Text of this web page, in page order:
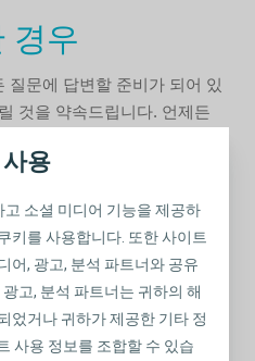
용
소셜 미디어 기능을 제공하
키를 사용합니다. 또한 사이트
어, 광고, 분석 파트너와 공유
고, 분석 파트너는 귀하의 해
었거나 귀하가 제공한 기타 정
사용 정보를 조합할 수 있습
경우
질문에 답변할 준비가 되어 있
것을 약속드립니다. 언제든